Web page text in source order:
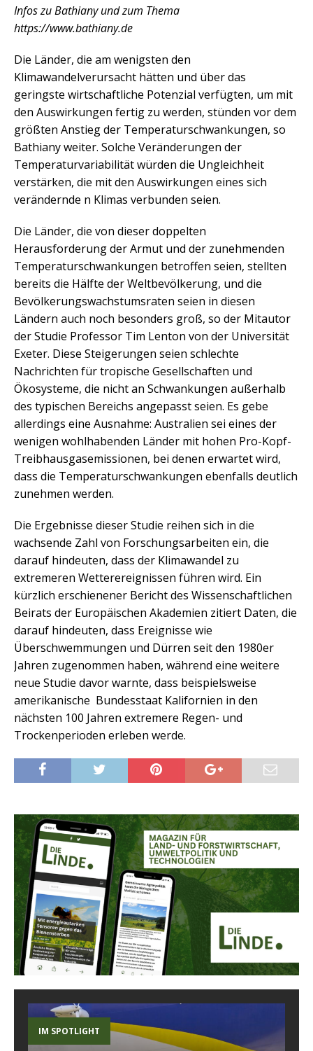
Infos zu Bathiany und zum Thema
https://www.bathiany.de
Die Länder, die am wenigsten den
Klimawandelverursacht hätten und über das
geringste wirtschaftliche Potenzial verfügten, um mit
den Auswirkungen fertig zu werden, stünden vor dem
größten Anstieg der Temperaturschwankungen, so
Bathiany weiter. Solche Veränderungen der
Temperaturvariabilität würden die Ungleichheit
verstärken, die mit den Auswirkungen eines sich
verändernde n Klimas verbunden seien.
Die Länder, die von dieser doppelten
Herausforderung der Armut und der zunehmenden
Temperaturschwankungen betroffen seien, stellten
bereits die Hälfte der Weltbevölkerung, und die
Bevölkerungswachstumsraten seien in diesen
Ländern auch noch besonders groß, so der Mitautor
der Studie Professor Tim Lenton von der Universität
Exeter. Diese Steigerungen seien schlechte
Nachrichten für tropische Gesellschaften und
Ökosysteme, die nicht an Schwankungen außerhalb
des typischen Bereichs angepasst seien. Es gebe
allerdings eine Ausnahme: Australien sei eines der
wenigen wohlhabenden Länder mit hohen Pro-Kopf-
Treibhausgasemissionen, bei denen erwartet wird,
dass die Temperaturschwankungen ebenfalls deutlich
zunehmen werden.
Die Ergebnisse dieser Studie reihen sich in die
wachsende Zahl von Forschungsarbeiten ein, die
darauf hindeuten, dass der Klimawandel zu
extremeren Wetterereignissen führen wird. Ein
kürzlich erschienener Bericht des Wissenschaftlichen
Beirats der Europäischen Akademien zitiert Daten, die
darauf hindeuten, dass Ereignisse wie
Überschwemmungen und Dürren seit den 1980er
Jahren zugenommen haben, während eine weitere
neue Studie davor warnte, dass beispielsweise
amerikanische Bundesstaat Kalifornien in den
nächsten 100 Jahren extremere Regen- und
Trockenperioden erleben werde.
IM SPOTLIGHT